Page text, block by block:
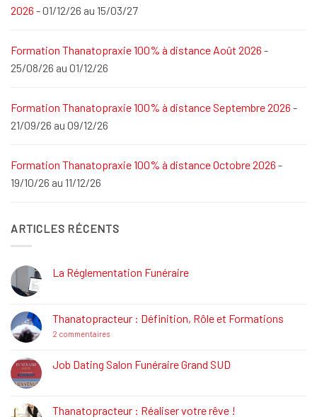
2026 - 01/12/26 au 15/03/27
Formation Thanatopraxie 100% à distance Août 2026 -
25/08/26 au 01/12/26
Formation Thanatopraxie 100% à distance Septembre 2026 -
21/09/26 au 09/12/26
Formation Thanatopraxie 100% à distance Octobre 2026 -
19/10/26 au 11/12/26
ARTICLES RÉCENTS
La Réglementation Funéraire
La
Réglementation
Funéraire
Thanatopracteur : Définition, Rôle et Formations
2 commentairessur
Définition,
Rôle
Job Dating Salon Funéraire Grand SUD
Job
Dating
Thanatopracteur : Réaliser votre rêve !